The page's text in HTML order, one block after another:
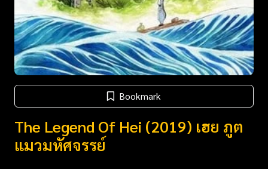
Bookmark
The Legend Of Hei (2019) เฮย ภูต
แมวมหัศจรรย์​